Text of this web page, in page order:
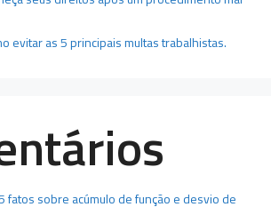
evitar as 5 principais multas trabalhistas.
fatos sobre acúmulo de função e desvio de